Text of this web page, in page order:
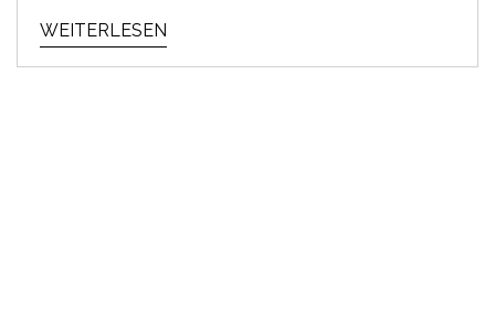
WEITERLESEN